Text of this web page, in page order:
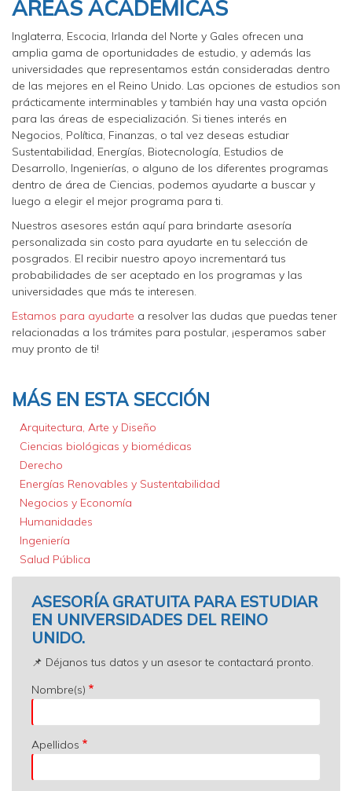
ÁREAS ACADÉMICAS
Inglaterra, Escocia, Irlanda del Norte y Gales ofrecen una
amplia gama de oportunidades de estudio, y además las
universidades que representamos están consideradas dentro
de las mejores en el Reino Unido. Las opciones de estudios son
prácticamente interminables y también hay una vasta opción
para las áreas de especialización. Si tienes interés en
Negocios, Política, Finanzas, o tal vez deseas estudiar
Sustentabilidad, Energías, Biotecnología, Estudios de
Desarrollo, Ingenierías, o alguno de los diferentes programas
dentro de área de Ciencias, podemos ayudarte a buscar y
luego a elegir el mejor programa para ti.
Nuestros asesores están aquí para brindarte asesoría
personalizada sin costo para ayudarte en tu selección de
posgrados. El recibir nuestro apoyo incrementará tus
probabilidades de ser aceptado en los programas y las
universidades que más te interesen.
Estamos para ayudarte a resolver las dudas que puedas tener
relacionadas a los trámites para postular, ¡esperamos saber
muy pronto de ti!
MÁS EN ESTA SECCIÓN
Arquitectura, Arte y Diseño
Ciencias biológicas y biomédicas
Derecho
Energías Renovables y Sustentabilidad
Negocios y Economía
Humanidades
Ingeniería
Salud Pública
ASESORÍA GRATUITA PARA ESTUDIAR
EN UNIVERSIDADES DEL REINO
UNIDO.
📌 Déjanos tus datos y un asesor te contactará pronto.
Nombre(s)
Apellidos